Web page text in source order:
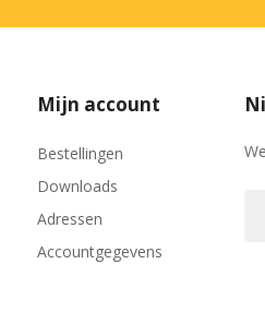
Mijn account
Bestellingen
Downloads
Adressen
Accountgegevens